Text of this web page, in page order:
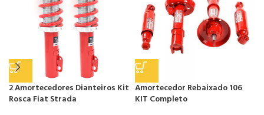
2 Amortecedores Dianteiros Kit
Rosca Fiat Strada
Amortecedor Rebaixado 106
KIT Completo